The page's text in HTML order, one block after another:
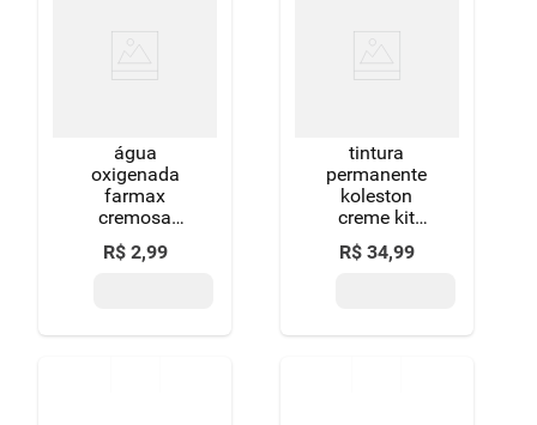
água
oxigenada
farmax
cremosa
descolorante
20 volumes 90
R$ 2,99
tintura
permanente
koleston
creme kit
gloss acaju
púrpura 366
R$ 34,99